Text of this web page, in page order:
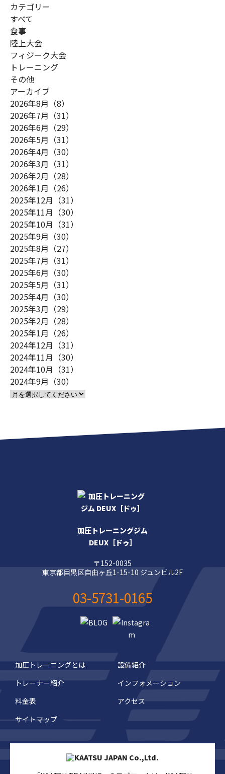
カテゴリー
すべて
食事
陸上大会
フィジーク大会
トレーニング
その他
アーカイブ
2026年8月（8）
2026年7月（31）
2026年6月（29）
2026年5月（31）
2026年4月（30）
2026年3月（31）
2026年2月（28）
2026年1月（26）
2025年12月（31）
2025年11月（30）
2025年10月（31）
2025年9月（30）
2025年8月（27）
2025年7月（31）
2025年6月（30）
2025年5月（31）
2025年4月（30）
2025年3月（29）
2025年2月（28）
2025年1月（26）
2024年12月（31）
2024年11月（30）
2024年10月（31）
2024年9月（30）
加圧トレーニングジム
DEUX［ドゥ］
〒152-0035
東京都目黒区自由ヶ丘1-15-10 ジュンビル2F
03-5731-0165
加圧トレーニングとは
設備紹介
トレーナー紹介
インフォメーション
料金表
アクセス
サイトマップ